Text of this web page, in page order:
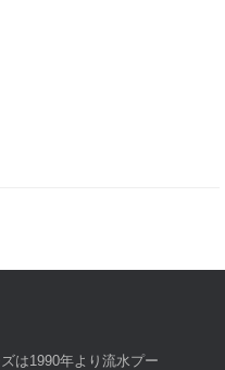
は1990年より流水プー